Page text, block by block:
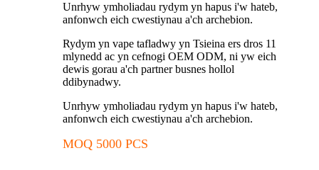
Unrhyw ymholiadau rydym yn hapus i'w hateb,
anfonwch eich cwestiynau a'ch archebion.
Rydym yn vape tafladwy yn Tsieina ers dros 11
mlynedd ac yn cefnogi OEM ODM, ni yw eich
dewis gorau a'ch partner busnes hollol
ddibynadwy.
Unrhyw ymholiadau rydym yn hapus i'w hateb,
anfonwch eich cwestiynau a'ch archebion.
MOQ 5000 PCS